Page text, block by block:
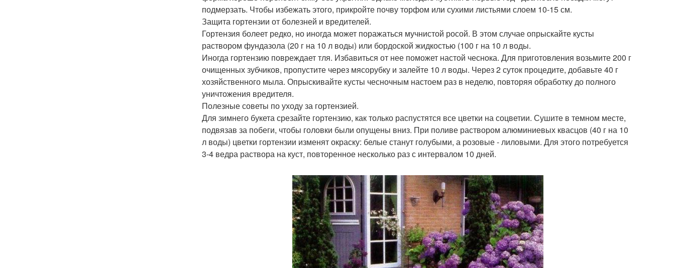
подмерзать. Чтобы избежать этого, прикройте почву торфом или сухими листьями слоем 10-15 см.
Защита гортензии от болезней и вредителей.
Гортензия болеет редко, но иногда может поражаться мучнистой росой. В этом случае опрыскайте кусты
раствором фундазола (20 г на 10 л воды) или бордоской жидкостью (100 г на 10 л воды.
Иногда гортензию повреждает тля. Избавиться от нее поможет настой чеснока. Для приготовления возьмите 200 г
очищенных зубчиков, пропустите через мясорубку и залейте 10 л воды. Через 2 суток процедите, добавьте 40 г
хозяйственного мыла. Опрыскивайте кусты чесночным настоем раз в неделю, повторяя обработку до полного
уничтожения вредителя.
Полезные советы по уходу за гортензией.
Для зимнего букета срезайте гортензию, как только распустятся все цветки на соцветии. Сушите в темном месте,
подвязав за побеги, чтобы головки были опущены вниз. При поливе раствором алюминиевых квасцов (40 г на 10
л воды) цветки гортензии изменят окраску: белые станут голубыми, а розовые - лиловыми. Для этого потребуется
3-4 ведра раствора на куст, повторенное несколько раз с интервалом 10 дней.